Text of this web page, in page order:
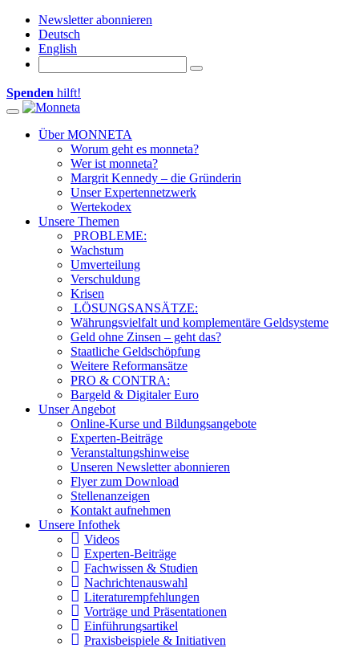
Newsletter abonnieren
Deutsch
English
Spenden hilft!
Toggle navigation
Über MONNETA
Worum geht es monneta?
Wer ist monneta?
Margrit Kennedy – die Gründerin
Unser Expertennetzwerk
Wertekodex
Unsere Themen
PROBLEME:
Wachstum
Umverteilung
Verschuldung
Krisen
LÖSUNGSANSÄTZE:
Währungsvielfalt und komplementäre Geldsysteme
Geld ohne Zinsen – geht das?
Staatliche Geldschöpfung
Weitere Reformansätze
PRO & CONTRA:
Bargeld & Digitaler Euro
Unser Angebot
Online-Kurse und Bildungsangebote
Experten-Beiträge
Veranstaltungshinweise
Unseren Newsletter abonnieren
Flyer zum Download
Stellenanzeigen
Kontakt aufnehmen
Unsere Infothek
Videos
Experten-Beiträge
Fachwissen & Studien
Nachrichtenauswahl
Literaturempfehlungen
Vorträge und Präsentationen
Einführungsartikel
Praxisbeispiele & Initiativen